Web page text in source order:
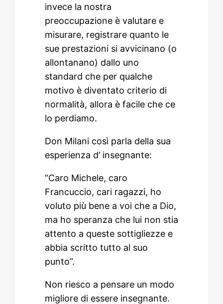
invece la nostra
preoccupazione è valutare e
misurare, registrare quanto le
sue prestazioni si avvicinano (o
allontanano) dallo uno
standard che per qualche
motivo è diventato criterio di
normalità, allora è facile che ce
lo perdiamo.
Don Milani così parla della sua
esperienza d’ insegnante:
“Caro Michele, caro
Francuccio, cari ragazzi, ho
voluto più bene a voi che a Dio,
ma ho speranza che lui non stia
attento a queste sottigliezze e
abbia scritto tutto al suo
punto”.
Non riesco a pensare un modo
migliore di essere insegnante.